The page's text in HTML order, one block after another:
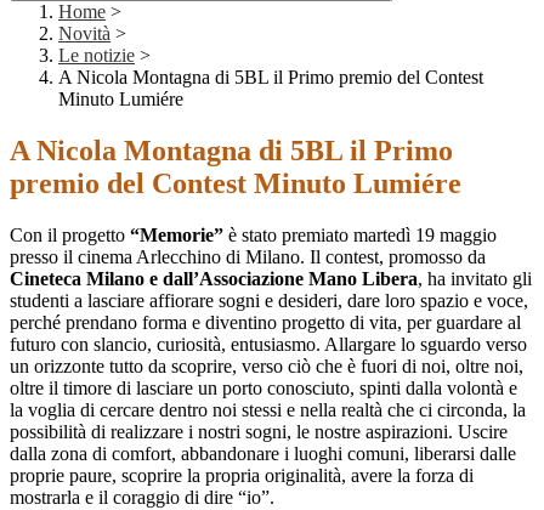
Home >
Novità >
Le notizie >
A Nicola Montagna di 5BL il Primo premio del Contest
Minuto Lumiére
A Nicola Montagna di 5BL il Primo
premio del Contest Minuto Lumiére
Con il progetto “Memorie” è stato premiato martedì 19 maggio
presso il cinema Arlecchino di Milano. Il contest, promosso da
Cineteca Milano e dall’Associazione Mano Libera, ha invitato gli
studenti a lasciare affiorare sogni e desideri, dare loro spazio e voce,
perché prendano forma e diventino progetto di vita, per guardare al
futuro con slancio, curiosità, entusiasmo. Allargare lo sguardo verso
un orizzonte tutto da scoprire, verso ciò che è fuori di noi, oltre noi,
oltre il timore di lasciare un porto conosciuto, spinti dalla volontà e
la voglia di cercare dentro noi stessi e nella realtà che ci circonda, la
possibilità di realizzare i nostri sogni, le nostre aspirazioni. Uscire
dalla zona di comfort, abbandonare i luoghi comuni, liberarsi dalle
proprie paure, scoprire la propria originalità, avere la forza di
mostrarla e il coraggio di dire “io”.